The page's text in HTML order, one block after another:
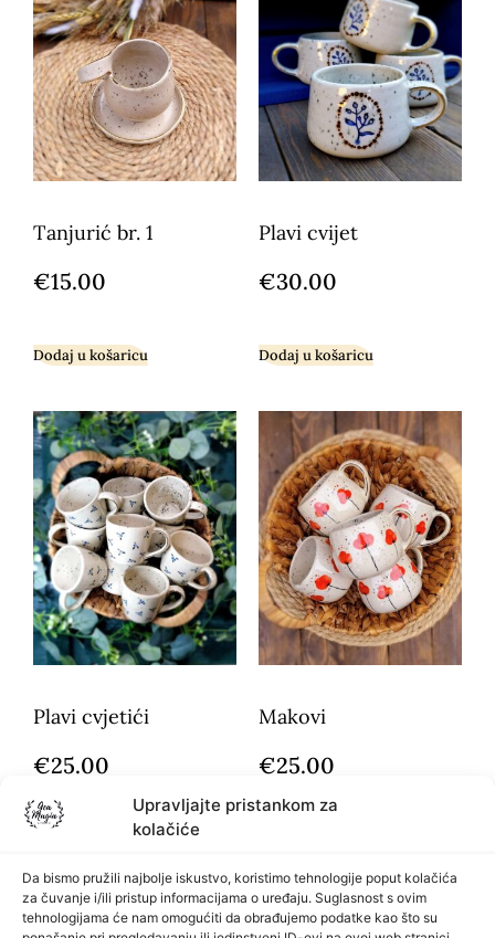
Upravljajte pristankom za
kolačiće
Da bismo pružili najbolje iskustvo, koristimo tehnologije poput kolačića
za čuvanje i/ili pristup informacijama o uređaju. Suglasnost s ovim
tehnologijama će nam omogućiti da obrađujemo podatke kao što su
Tanjurić br. 1
€15.00
Dodaj u košaricu
Plavi cvijet
€30.00
Dodaj u košaricu
Plavi cvjetići
€25.00
Makovi
€25.00